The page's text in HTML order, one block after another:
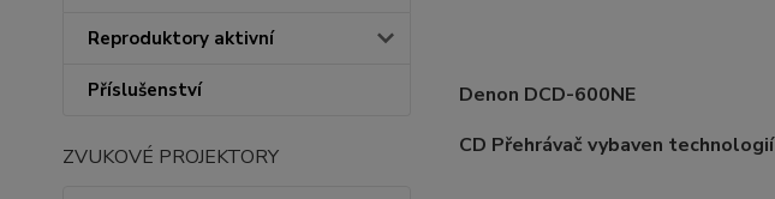
Reproduktory aktivní
Příslušenství
ZVUKOVÉ PROJEKTORY
Denon DCD-600NE
CD Přehrávač vybaven